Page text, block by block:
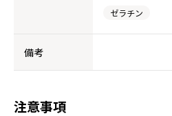
ゼラチン
備考
注意事項